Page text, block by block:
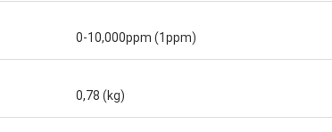
0-10,000ppm (1ppm)
0,78 (kg)